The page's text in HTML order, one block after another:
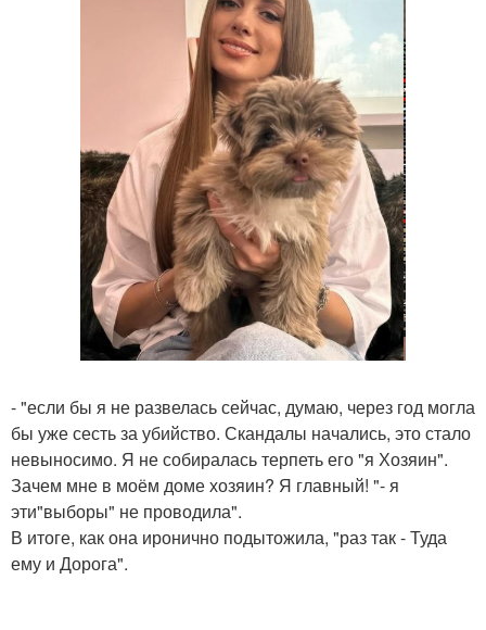
- "если бы я не развелась сейчас, думаю, через год могла
бы уже сесть за убийство. Скандалы начались, это стало
невыносимо. Я не собиралась терпеть его "я Хозяин".
Зачем мне в моём доме хозяин? Я главный! "- я
эти"выборы" не проводила".
В итоге, как она иронично подытожила, "раз так - Туда
ему и Дорога".